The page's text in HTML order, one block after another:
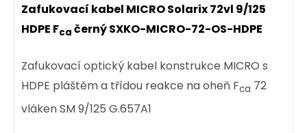
Zafukovací kabel MICRO Solarix 72vl 9/125
HDPE Fca černý SXKO-MICRO-72-OS-HDPE
Zafukovací optický kabel konstrukce MICRO s
HDPE pláštěm a třídou reakce na oheň Fca 72
vláken SM 9/125 G.657A1